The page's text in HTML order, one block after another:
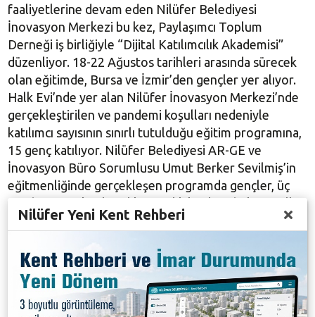
faaliyetlerine devam eden Nilüfer Belediyesi
İnovasyon Merkezi bu kez, Paylaşımcı Toplum
Derneği iş birliğiyle “Dijital Katılımcılık Akademisi”
düzenliyor. 18-22 Ağustos tarihleri arasında sürecek
olan eğitimde, Bursa ve İzmir’den gençler yer alıyor.
Halk Evi’nde yer alan Nilüfer İnovasyon Merkezi’nde
gerçekleştirilen ve pandemi koşulları nedeniyle
katılımcı sayısının sınırlı tutulduğu eğitim programına,
15 genç katılıyor. Nilüfer Belediyesi AR-GE ve
İnovasyon Büro Sorumlusu Umut Berker Sevilmiş’in
eğitmenliğinde gerçekleşen programda gençler, üç
çalışmalar, katılımcı yaklaşımlar ve dijital katılım
deneyim kazanma fırsatı bulacak. Katılımcılar, eğitim
programının son iki gününde de, proje yazma ve
geliştirme eğitimi alarak, gençlerin dijital
katılımcılığına yönelik proje yazacaklar. “Dijital
Nilüfer Yeni Kent Rehberi